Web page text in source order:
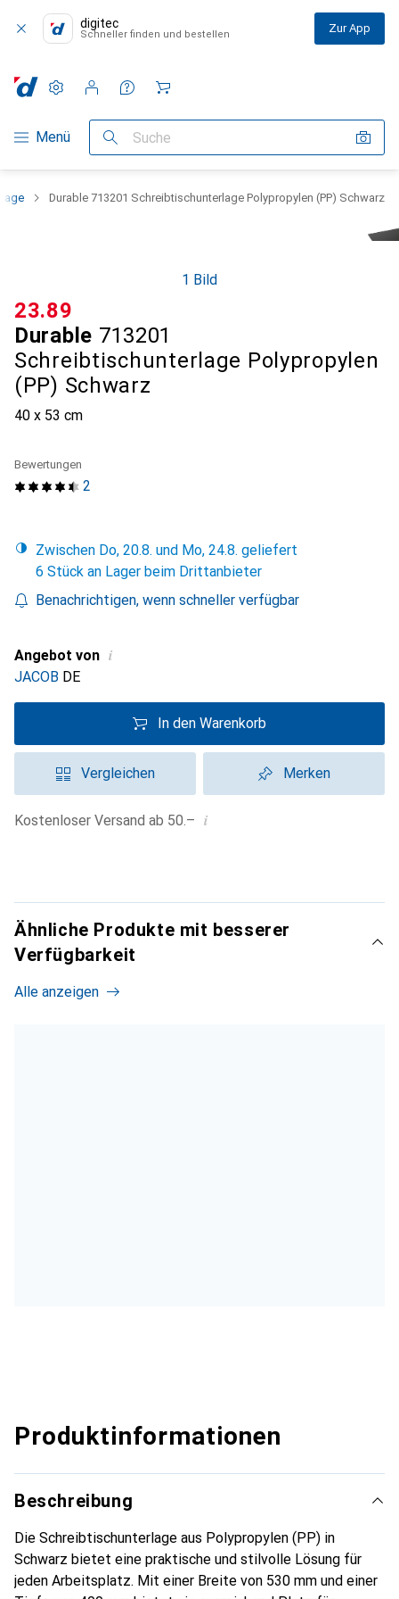
digitec
Schneller finden und bestellen Zur App
Navigation nach Kategorien
Menü Suche
Einstellungen
Kundenkonto
Vergleichslisten
Merklisten
Warenkorb
Durable 713201 Schreibtischunterlage Polypropylen (PP) Schwarz
1 Bild
Durable 713201
Schreibtischunterlage Polypropylen
(PP) Schwarz
40 x 53 cm
CHF
23.89
2
Bewertungen
Zwischen Do, 20.8. und Mo, 24.8. geliefert
6 Stück an Lager beim Drittanbieter
Benachrichtigen, wenn schneller verfügbar
Angebot von i
JACOB DE
In den Warenkorb
Vergleichen Merken
Kostenloser Versand ab 50.– i
Ähnliche Produkte mit besserer
Verfügbarkeit
Alle anzeigen
Produktinformationen
Beschreibung
Die Schreibtischunterlage aus Polypropylen (PP) in
Schwarz bietet eine praktische und stilvolle Lösung für
jeden Arbeitsplatz. Mit einer Breite von 530 mm und einer